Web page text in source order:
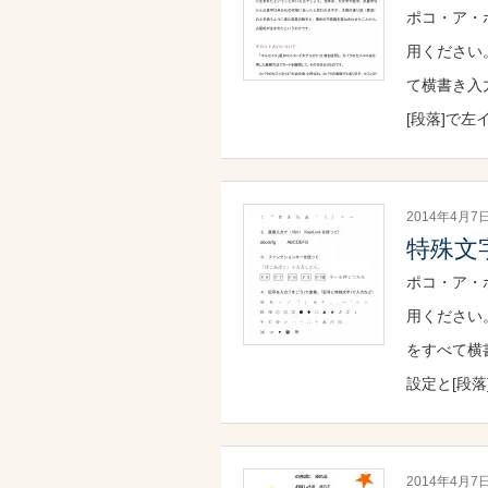
ポコ・ア
用くださ
て横書き入
[段落]で左
2014年4月7
特殊文
ポコ・ア
用くださ
をすべて横
設定と[段
2014年4月7